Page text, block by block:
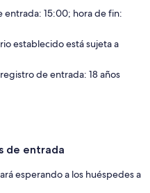
entrada: 15:00; hora de fin:
establecido está sujeta a
de entrada: 18 años
de entrada
esperando a los huéspedes a